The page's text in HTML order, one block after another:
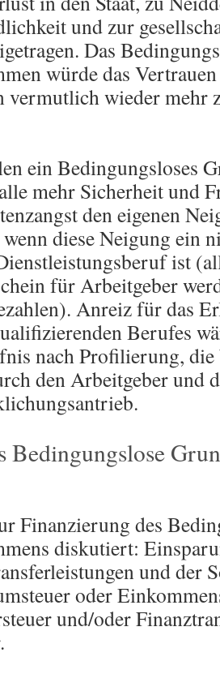
und zur
Das
würde das
vermutlich wieder mehr
ein Bedingungsloses
mehr Sicherheit und
den eigenen
diese Neigung ein
ist
für Arbeitgeber
Anreiz für das
Berufes
nach Profilierung, die
den Arbeitgeber und
Bedingungslose
Finanzierung des
diskutiert:
und der
oder
und/oder